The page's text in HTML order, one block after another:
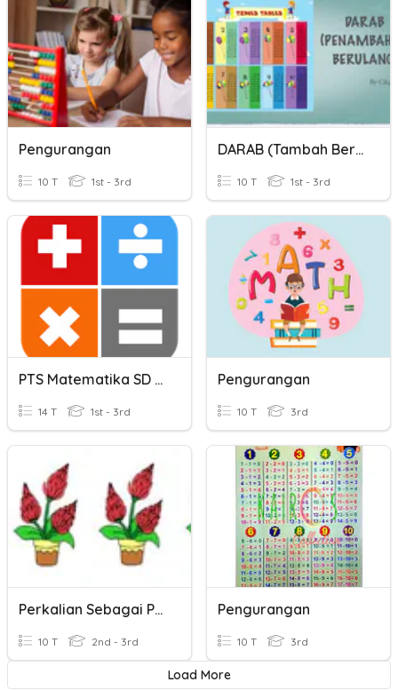
Pengurangan
10 T 1st - 3rd
DARAB (tambah Berulang)
10 T 1st - 3rd
PTS Matematika SD Kelas 2 Semester 1
14 T 1st - 3rd
Pengurangan
10 T 3rd
Perkalian Sebagai Penjumlahan Berulang
10 T 2nd - 3rd
Pengurangan
10 T 3rd
Load More